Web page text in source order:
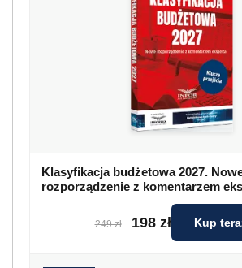
Klasyfikacja budżetowa 2027.
rozporządzenie z komentarzem
249 zł 198 zł Kup